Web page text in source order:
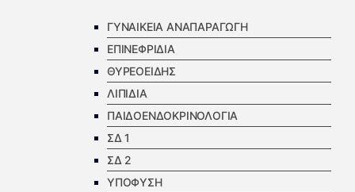
ΓΥΝΑΙΚΕΙΑ ΑΝΑΠΑΡΑΓΩΓΗ
ΕΠΙΝΕΦΡΙΔΙΑ
ΘΥΡΕΟΕΙΔΗΣ
ΛΙΠΙΔΙΑ
ΠΑΙΔΟΕΝΔΟΚΡΙΝΟΛΟΓΙΑ
ΣΔ 1
ΣΔ 2
ΥΠΟΦΥΣΗ